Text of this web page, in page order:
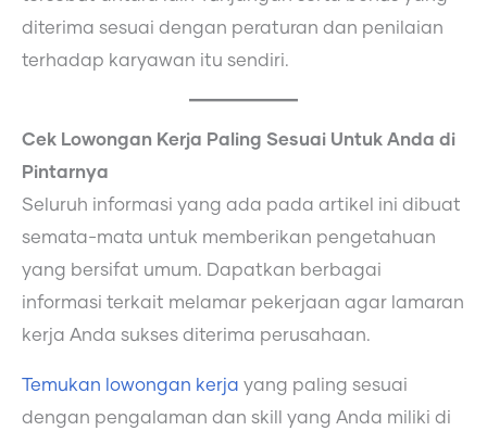
diterima sesuai dengan peraturan dan penilaian
terhadap karyawan itu sendiri.
Cek Lowongan Kerja Paling Sesuai Untuk Anda di
Pintarnya
Seluruh informasi yang ada pada artikel ini dibuat
semata-mata untuk memberikan pengetahuan
yang bersifat umum. Dapatkan berbagai
informasi terkait melamar pekerjaan agar lamaran
kerja Anda sukses diterima perusahaan.
Temukan lowongan kerja yang paling sesuai
dengan pengalaman dan skill yang Anda miliki di